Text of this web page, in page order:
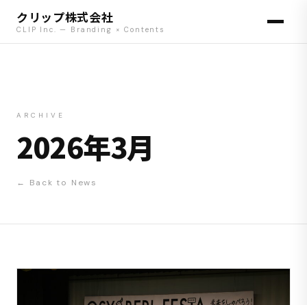
クリップ株式会社
CLIP Inc. — Branding × Contents
ARCHIVE
2026年3月
← Back to News